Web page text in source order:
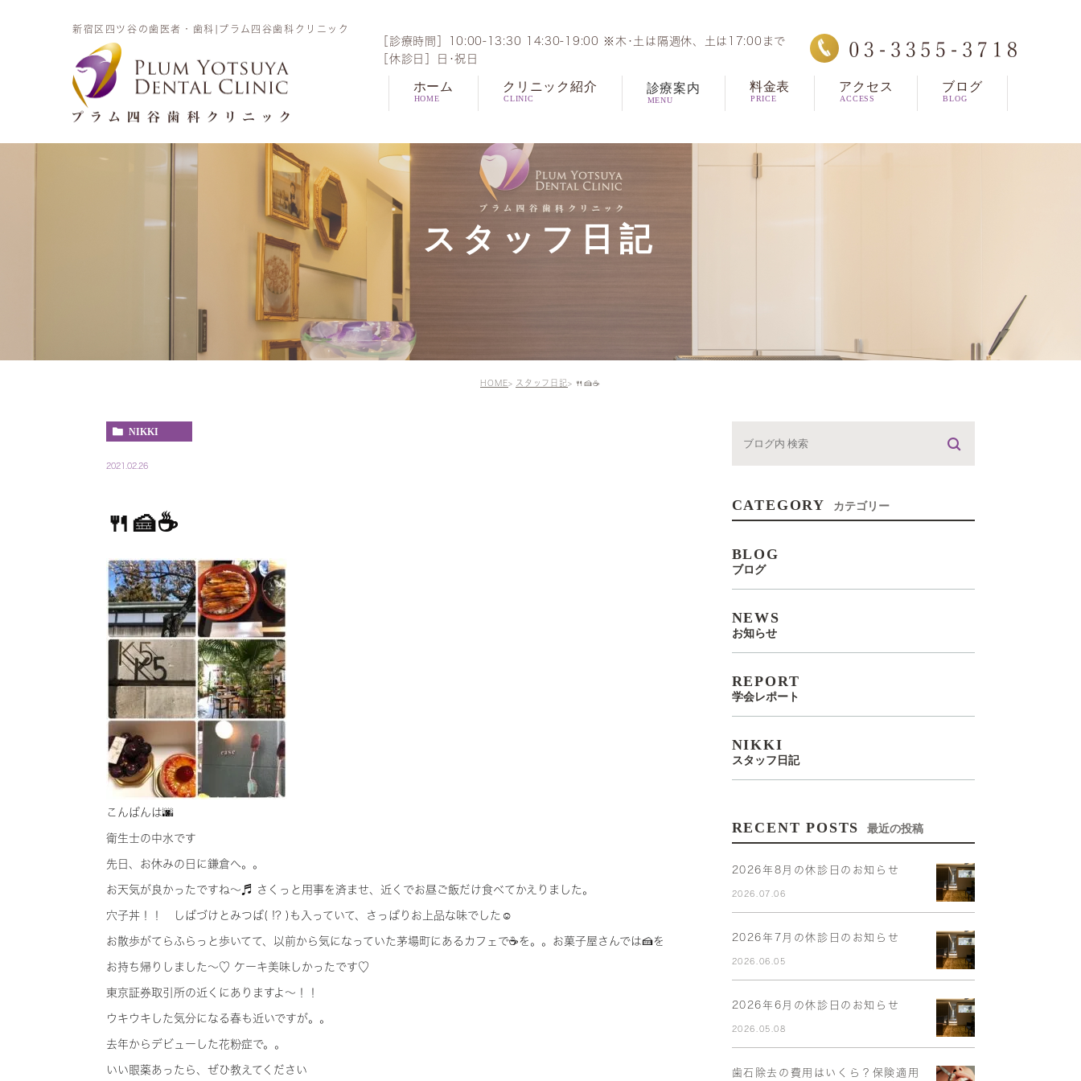
新宿区四ツ谷の歯医者・歯科|プラム四谷歯科クリニック
［診療時間］10:00-13:30 14:30-19:00 ※木･土は隔週休、土は17:00まで
［休診日］日･祝日
ホーム
HOME
クリニック紹介
CLINIC
診療案内
MENU
歯周病治療
予防治療・歯科ドック
インプラント治療
噛み合わせ治療
ダイレクトボンディング
ラミネートベニア
料金表
PRICE
アクセス
ACCESS
ブログ
BLOG
スタッフ日記
HOME スタッフ日記 🍴🍰☕
NIKKI
2021.02.26
🍴🍰☕
こんばんは🌆
衛生士の中水です
先日、お休みの日に鎌倉へ。。
お天気が良かったですね～♬ さくっと用事を済ませ、近くでお昼ご飯だけ食べてかえりました。
穴子丼！！ しばづけとみつば( !? )も入っていて、さっぱりお上品な味でした☺
お散歩がてらふらっと歩いてて、以前から気になっていた茅場町にあるカフェで☕を。。お菓子屋さんでは🍰を
お持ち帰りしました～♡ ケーキ美味しかったです♡
東京証券取引所の近くにありますよ～！！
ウキウキした気分になる春も近いですが。。
去年からデビューした花粉症で。。
いい眼薬あったら、ぜひ教えてください
CATEGORY カテゴリー
BLOG
ブログ
NEWS
お知らせ
REPORT
学会レポート
NIKKI
スタッフ日記
RECENT POSTS 最近の投稿
2026年8月の休診日のお知らせ
2026.07.06
2026年7月の休診日のお知らせ
2026.06.05
2026年6月の休診日のお知らせ
2026.05.08
歯石除去の費用はいくら？保険適用